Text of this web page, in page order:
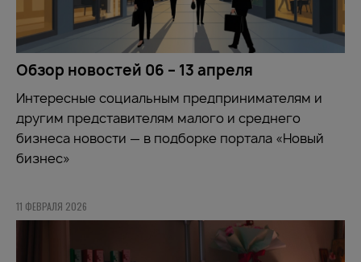
Обзор новостей 06 – 13 апреля
Интересные социальным предпринимателям и
другим представителям малого и среднего
бизнеса новости — в подборке портала «Новый
бизнес»
11 ФЕВРАЛЯ 2026